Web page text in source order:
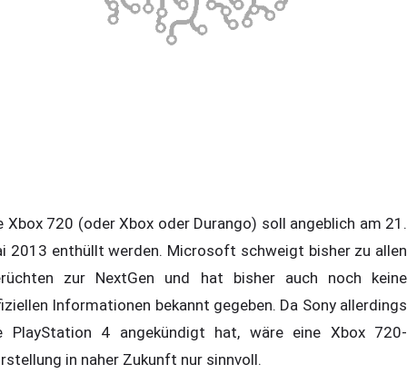
Xbox 720 (oder Xbox oder Durango) soll angeblich am 21.
2013 enthüllt werden. Microsoft schweigt bisher zu allen
zur NextGen und hat bisher auch noch keine
Informationen bekannt gegeben. Da Sony allerdings
PlayStation 4 angekündigt hat, wäre eine Xbox 720-
in naher Zukunft nur sinnvoll.